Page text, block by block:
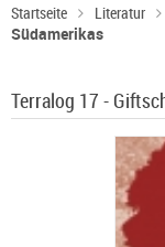
Startseite Literatur
Südamerikas
Terralog 17 -